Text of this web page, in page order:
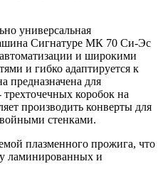
универсальная
Сигнатуре МК 70 Си-Эс
и широкими
и гибко адаптируется к
предназначена для
коробок на
производить конверты для
стенками.
плазменного прожига, что
ламинированных и